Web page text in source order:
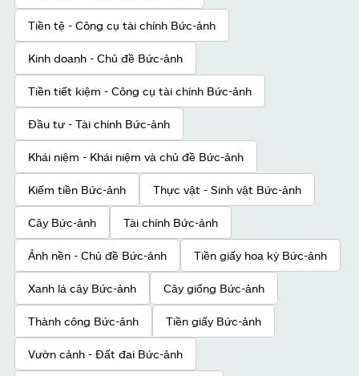
Tiền tệ - Công cụ tài chính Bức-ảnh
Kinh doanh - Chủ đề Bức-ảnh
Tiền tiết kiệm - Công cụ tài chính Bức-ảnh
Đầu tư - Tài chính Bức-ảnh
Khái niệm - Khái niệm và chủ đề Bức-ảnh
Kiếm tiền Bức-ảnh Thực vật - Sinh vật Bức-ảnh
Cây Bức-ảnh Tài chính Bức-ảnh
Ảnh nền - Chủ đề Bức-ảnh Tiền giấy hoa kỳ Bức-ảnh
Xanh lá cây Bức-ảnh Cây giống Bức-ảnh
Thành công Bức-ảnh Tiền giấy Bức-ảnh
Vườn cảnh - Đất đai Bức-ảnh